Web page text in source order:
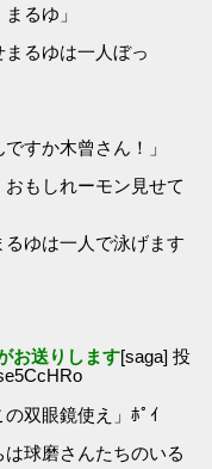
るゆ」
るゆは一人ぼっ
すか木曾さん！」
もしれーモン見せて
ゆは一人で泳げます
お送りします[saga] 投
双眼鏡使え」ﾎﾟｲ
球磨さんたちのいる